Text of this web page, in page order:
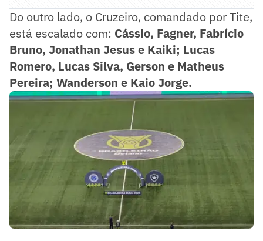
Do outro lado, o Cruzeiro, comandado por Tite,
está escalado com: Cássio, Fagner, Fabrício
Bruno, Jonathan Jesus e Kaiki; Lucas
Romero, Lucas Silva, Gerson e Matheus
Pereira; Wanderson e Kaio Jorge.